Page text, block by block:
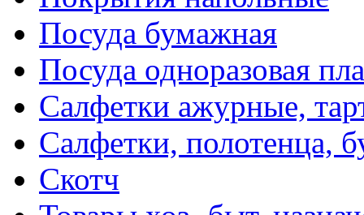
Посуда бумажная
Посуда одноразовая
Салфетки ажурные,
Салфетки, полотенца,
Скотч